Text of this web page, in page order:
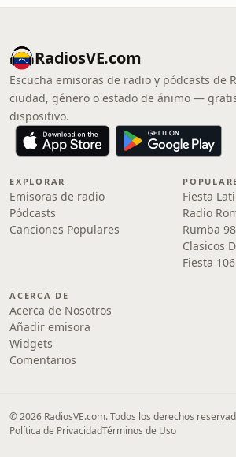
RadiosVE.com
Escucha emisoras de radio y pódcasts de
ciudad, género o estado de ánimo —
dispositivo.
EXPLORAR
Emisoras de radio
Pódcasts
Canciones Populares
Fiesta
Radio
Rumba
Clasicos
Fiesta
ACERCA DE
Acerca de Nosotros
Añadir emisora
Widgets
Comentarios
© 2026 RadiosVE.com. Todos los derechos
Política de PrivacidadTérminos de Uso